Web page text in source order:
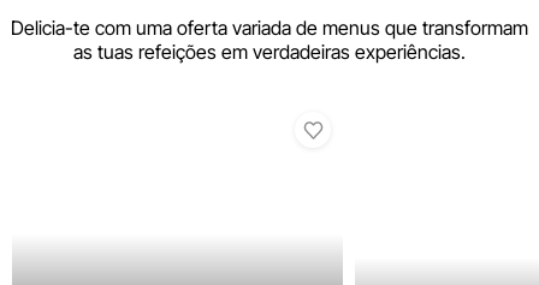
Delicia-te com uma oferta variada de menus que transformam
as tuas refeições em verdadeiras experiências.